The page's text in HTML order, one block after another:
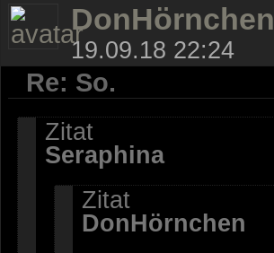
DonHörnchen
19.09.18 22:24
Re: So.
Zitat
Seraphina
Zitat
DonHörnchen